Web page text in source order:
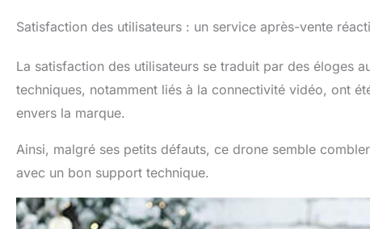
Satisfaction des utilisateurs : un service après-vente
La satisfaction des utilisateurs se traduit par des éloges
techniques, notamment liés à la connectivité vidéo, ont
envers la marque.
Ainsi, malgré ses petits défauts, ce drone semble
avec un bon support technique.